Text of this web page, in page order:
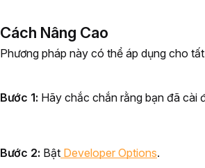
Cách Nâng Cao
Phương pháp này có thể áp dụng cho
Bước 1: Hãy chắc chắn rằng bạn đã cài
Bước 2: Bật Developer Options.